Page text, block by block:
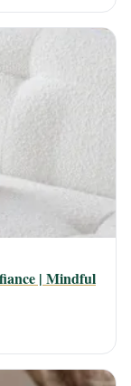
| Mindful